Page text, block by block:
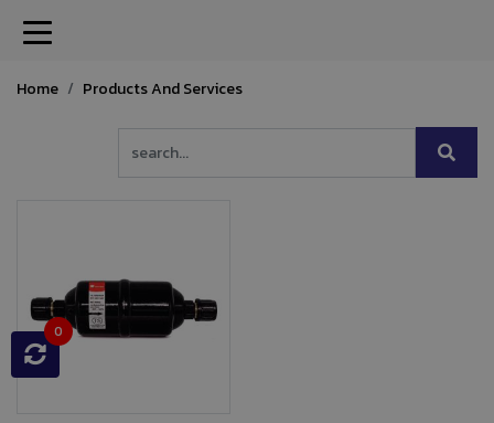
0
Home Products And Services